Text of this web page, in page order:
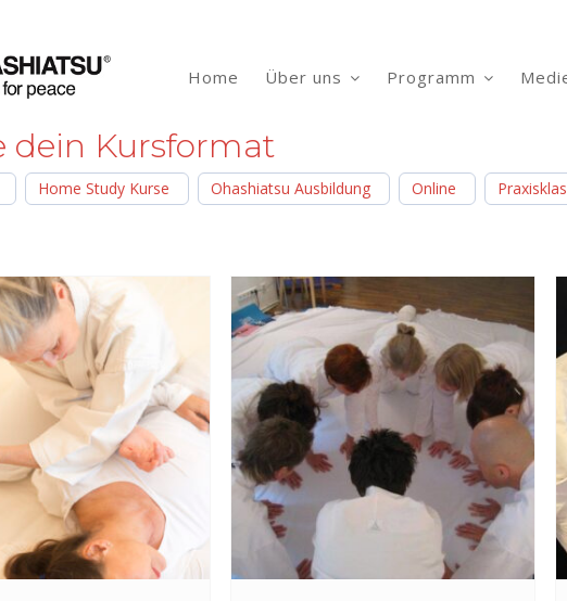
Home Über uns Programm
dein Kursformat
Home Study Kurse Ohashiatsu Ausbildung Online